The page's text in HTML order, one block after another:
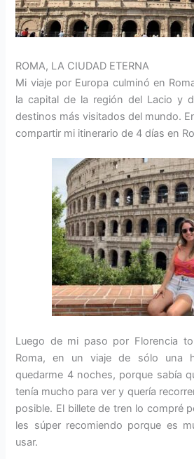
ROMA, LA CIUDAD ETERNA
Mi viaje por Europa culminó en
la capital de la región del Lacio y
destinos más visitados del mundo.
compartir mi itinerario de 4 días en
Luego de mi paso por Florencia
Roma, en un viaje de sólo una
quedarme 4 noches, porque sabía
tenía mucho para ver y quería
posible. El billete de tren lo compré
les súper recomiendo porque es
usar.